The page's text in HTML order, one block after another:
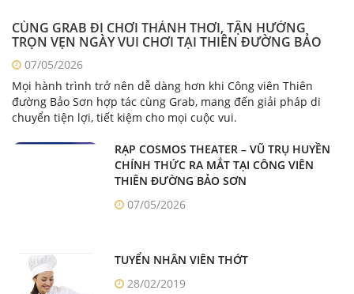
CÙNG GRAB ĐI CHƠI THẢNH THƠI, TẬN HƯỞNG
TRỌN VẸN NGÀY VUI CHƠI TẠI THIÊN ĐƯỜNG BẢO
SƠN07/05/2026
Mọi hành trình trở nên dễ dàng hơn khi Công viên Thiên
đường Bảo Sơn hợp tác cùng Grab, mang đến giải pháp di
chuyển tiện lợi, tiết kiệm cho mọi cuộc vui.
RẠP COSMOS THEATER – VŨ TRỤ HUYỀN
CHÍNH THỨC RA MẮT TẠI CÔNG VIÊN
THIÊN ĐƯỜNG BẢO SƠN
07/05/2026
TUYỂN NHÂN VIÊN THỚT
28/02/2019